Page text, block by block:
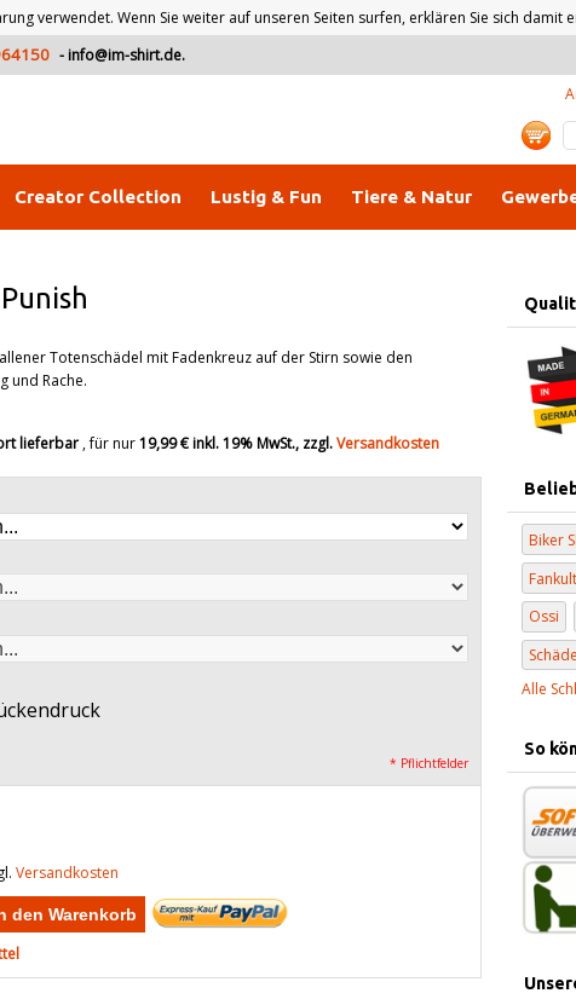
verwendet. Wenn Sie weiter auf unseren Seiten surfen, erklären Sie sich damit
- info@im-shirt.de.
Creator Collection Lustig & Fun Tiere & Natur
Punish
Totenschädel mit Fadenkreuz auf der Stirn sowie den
und Rache.
lieferbar , für nur19,99 €inkl. 19% MwSt., zzgl.Versandkosten
* Pflichtfelder
Versandkosten
den Warenkorb
Biker
Ossi
Alle
So